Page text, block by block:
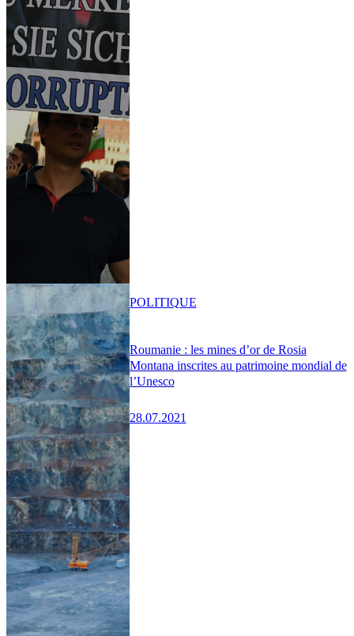
Roumanie : les mines d’or de Rosia
Montana inscrites au patrimoine mondial de
l’Unesco
28.07.2021
POLITIQUE